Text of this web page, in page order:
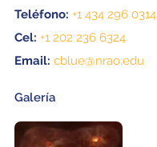
Teléfono: +1 434 296 0314
Cel: +1 202 236 6324
Email: cblue@nrao.edu
Galería